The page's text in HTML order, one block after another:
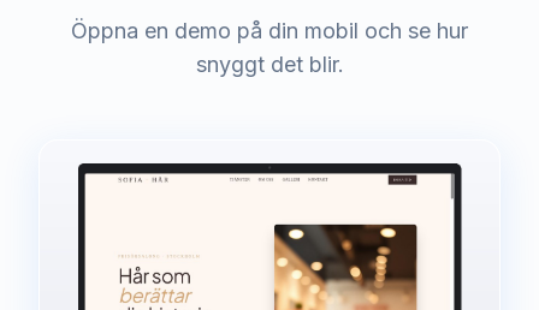
Öppna en demo på din mobil och se hur
snyggt det blir.